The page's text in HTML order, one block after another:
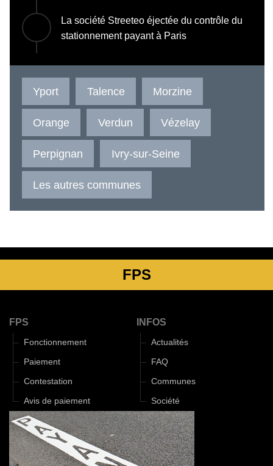
La société Streeteo éjectée du contrôle du
stationnement payant à Paris
Yport Talence Morzine
Orange Verdun Vézelay
Perpignan Ivry-sur-Seine
Les autres communes
FPS
FPS
Fonctionnement
Paiement
Contestation
Avis de paiement
INFOS
Actualités
FAQ
Communes
Société